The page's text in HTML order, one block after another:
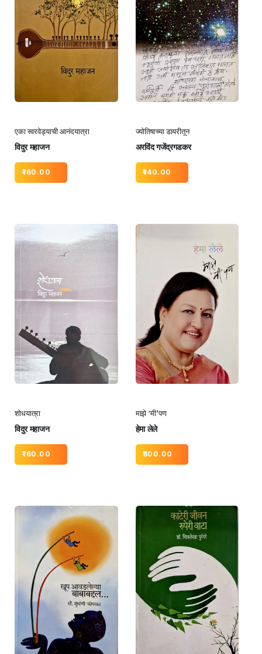
एका स्वरवेड्याची आनंदयात्रा
विदुर महाजन
160.00
ज्योतिषाच्या डायरीतून
अरविंद गजेंद्रगडकर
140.00
शोधयात्रा
विदुर महाजन
160.00
माझे ‘मी’पण
हेमा लेले
300.00